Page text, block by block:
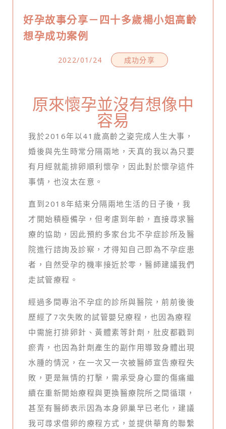
好孕故事分享－四十多歲楊小姐高齡
想孕成功案例
2022/01/24 成功分享
原來懷孕並沒有想像中
容易
我於2016年以41歲高齡之姿完成人生大事，
婚後與先生時常分隔兩地，天真的我以為只要
有月經就能排卵順利懷孕，因此對於懷孕這件
事情，也沒太在意。
直到2018年結束分隔兩地生活的日子後，我
才開始積極備孕，但考慮到年齡，直接尋求醫
療的協助，因此預約多家台北不孕症診所及醫
院進行諮詢及診察，才得知自己即為不孕症患
者，自然受孕的機率接近於零，醫師建議我們
走試管療程。
經過多間專治不孕症的診所與醫院，前前後後
歷經了7次失敗的試管嬰兒療程，也因為療程
中需施打排卵針、黃體素等針劑，肚皮都戳到
瘀青，也因為針劑產生的副作用導致身體出現
水腫的情況，在一次又一次被醫師宣告療程失
敗，更是無情的打擊，需承受身心靈的傷痛繼
續在重新開始療程與更換醫療院所之間循環，
甚至有醫師表示因為本身卵巢早已老化，建議
我可尋求借卵的療程方式，並提供華育的聯繫